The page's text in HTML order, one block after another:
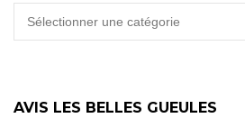
CATÉGORIES
AVIS LES BELLES GUEULES